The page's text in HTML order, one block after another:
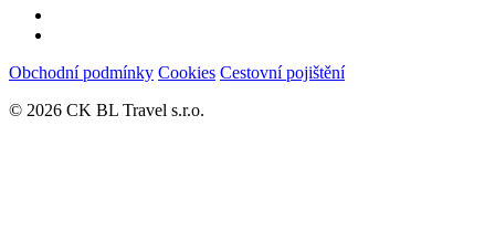
Obchodní podmínky Cookies Cestovní pojištění
© 2026 CK BL Travel s.r.o.